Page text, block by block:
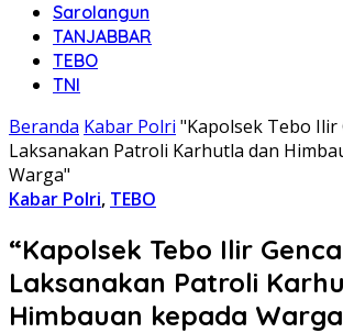
Sarolangun
TANJABBAR
TEBO
TNI
Beranda Kabar Polri "Kapolsek Tebo Ilir
Laksanakan Patroli Karhutla dan
Warga"
Kabar Polri, TEBO
“Kapolsek Tebo Ilir
Laksanakan Patroli
Himbauan kepada